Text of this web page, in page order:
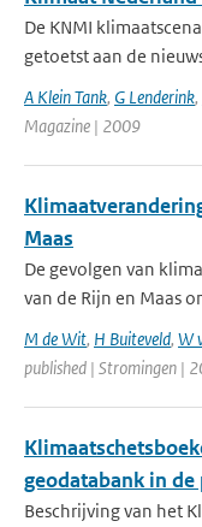
De KNMI
getoetst aan de
A Klein Tank, G Lenderink,
Magazine | 2009
Maas
De gevolgen van
van de Rijn en Maas
M de Wit, H Buiteveld, W
published | Stromingen |
geodatabank in
Beschrijving van het